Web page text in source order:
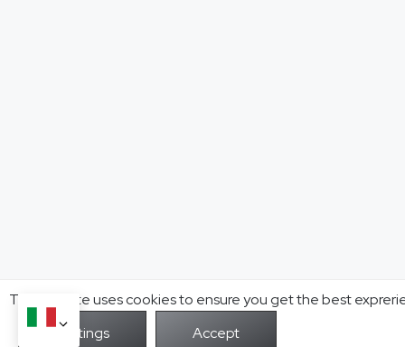
This website uses cookies to ensure you get the best